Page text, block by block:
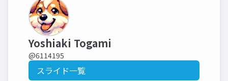
Yoshiaki Togami
@6114195
スライド一覧